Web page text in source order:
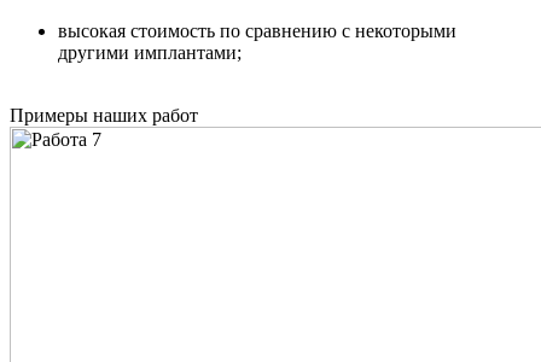
высокая стоимость по сравнению с некоторыми
другими имплантами;
Примеры наших работ